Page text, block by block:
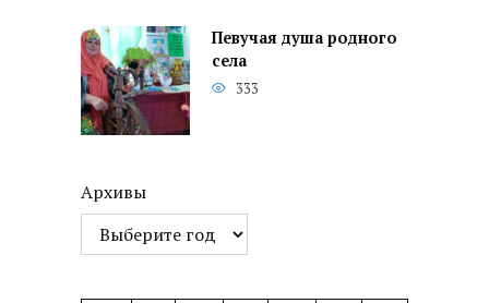
Певучая душа родного
села
333
Архивы